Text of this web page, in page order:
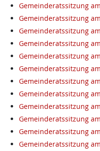
Gemeinderatssitzung
Gemeinderatssitzung
Gemeinderatssitzung
Gemeinderatssitzung
Gemeinderatssitzung
Gemeinderatssitzung
Gemeinderatssitzung
Gemeinderatssitzung
Gemeinderatssitzung
Gemeinderatssitzung
Gemeinderatssitzung
Gemeinderatssitzung